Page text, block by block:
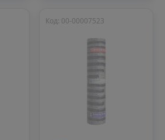
Код: 00-00007523